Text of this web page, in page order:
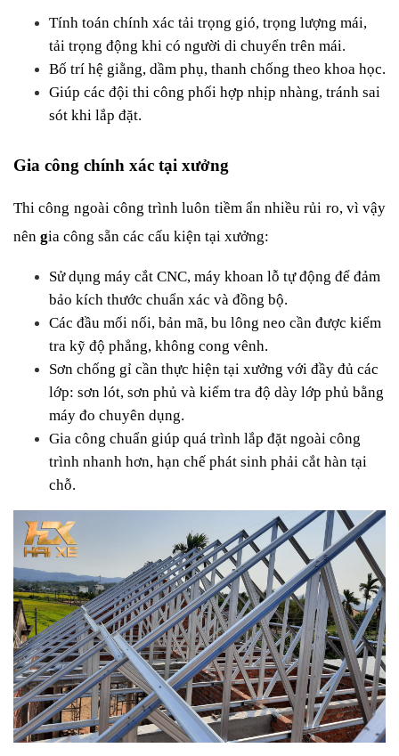
Tính toán chính xác tải trọng gió, trọng lượng mái,
tải trọng động khi có người di chuyển trên mái.
Bố trí hệ giằng, dầm phụ, thanh chống theo khoa học.
Giúp các đội thi công phối hợp nhịp nhàng, tránh sai
sót khi lắp đặt.
Gia công chính xác tại xưởng
Thi công ngoài công trình luôn tiềm ẩn nhiều rủi ro, vì vậy
nên gia công sẵn các cấu kiện tại xưởng:
Sử dụng máy cắt CNC, máy khoan lỗ tự động để đảm
bảo kích thước chuẩn xác và đồng bộ.
Các đầu mối nối, bản mã, bu lông neo cần được kiểm
tra kỹ độ phẳng, không cong vênh.
Sơn chống gỉ cần thực hiện tại xưởng với đầy đủ các
lớp: sơn lót, sơn phủ và kiểm tra độ dày lớp phủ bằng
máy đo chuyên dụng.
Gia công chuẩn giúp quá trình lắp đặt ngoài công
trình nhanh hơn, hạn chế phát sinh phải cắt hàn tại
chỗ.